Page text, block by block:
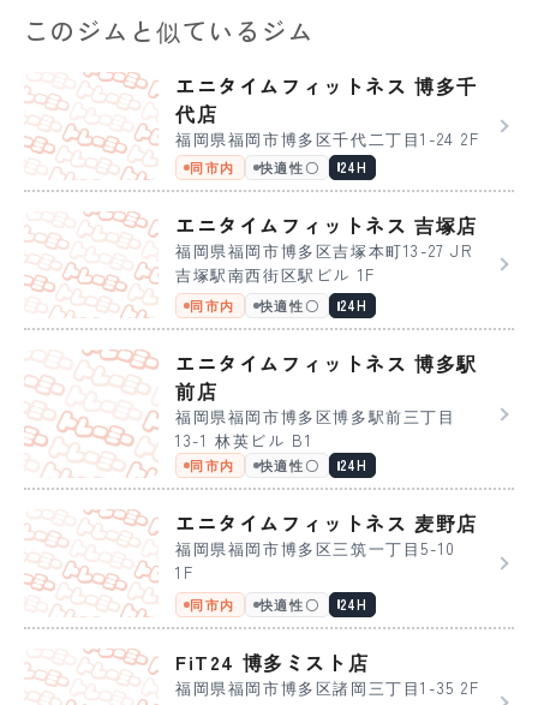
このジムと似ているジム
エニタイムフィットネス 博多千
代店
福岡県福岡市博多区千代二丁目1-24 2F
同市内 快適性〇 24H
エニタイムフィットネス 吉塚店
福岡県福岡市博多区吉塚本町13-27 JR
吉塚駅南西街区駅ビル 1F
同市内 快適性〇 24H
エニタイムフィットネス 博多駅
前店
福岡県福岡市博多区博多駅前三丁目
13-1 林英ビル B1
同市内 快適性〇 24H
エニタイムフィットネス 麦野店
福岡県福岡市博多区三筑一丁目5-10
1F
同市内 快適性〇 24H
FiT24 博多ミスト店
福岡県福岡市博多区諸岡三丁目1-35 2F